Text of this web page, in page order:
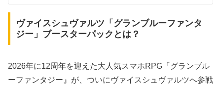
ヴァイスシュヴァルツ「グランブルーファンタ
ジー」ブースターパックとは？
2026年に12周年を迎えた大人気スマホRPG『グランブル
ーファンタジー』が、ついにヴァイスシュヴァルツへ参戦